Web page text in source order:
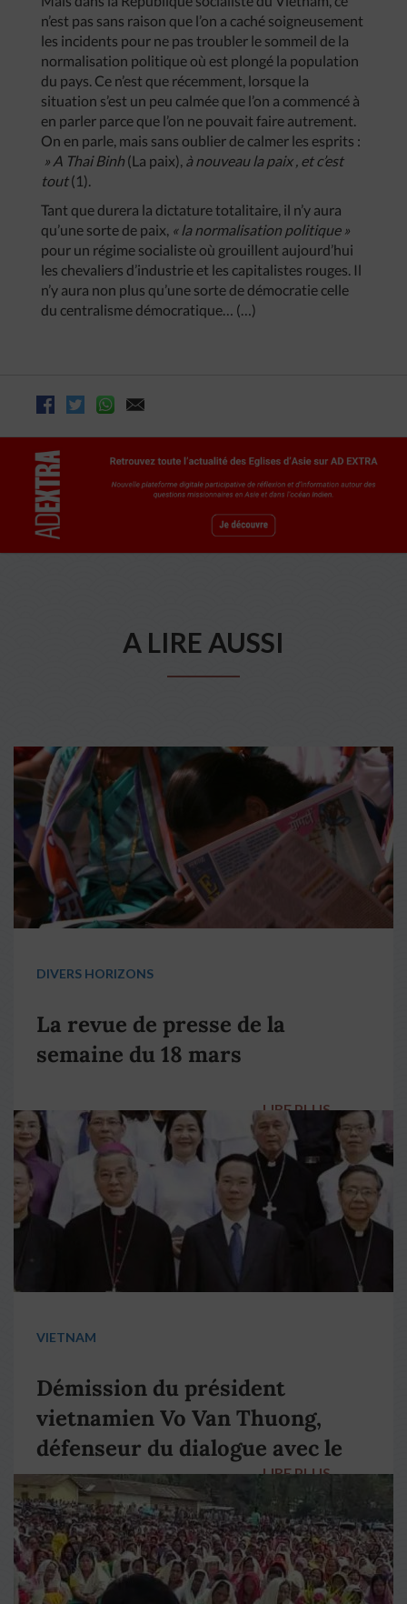
n’est pas sans raison que l’on a caché soigneusement
les incidents pour ne pas troubler le sommeil de la
normalisation politique où est plongé la population
du pays. Ce n’est que récemment, lorsque la
situation s’est un peu calmée que l’on a commencé à
en parler parce que l’on ne pouvait faire autrement.
On en parle, mais sans oublier de calmer les esprits :
» A ThaiBinh (La paix), ànouveau lapaix, etc’est
tout(1).
Tant que durera la dictature totalitaire, il n’y aura
qu’une sorte de paix, « lanormalisation politique»
pour un régime socialiste où grouillent aujourd’hui
les chevaliers d’industrie et les capitalistes rouges. Il
n’y aura non plus qu’une sorte de démocratie celle
du centralisme démocratique… (…)
A LIRE AUSSI
DIVERS HORIZONS
La revue de presse de la
semaine du 18 mars
LIRE PLUS →
VIETNAM
Démission du président
vietnamien Vo Van Thuong,
défenseur du dialogue avec le
pape François
LIRE PLUS →